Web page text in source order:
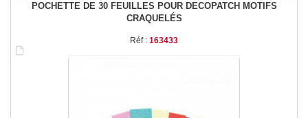
POCHETTE DE 30 FEUILLES POUR DECOPATCH MOTIFS
CRAQUELÉS
Réf : 163433